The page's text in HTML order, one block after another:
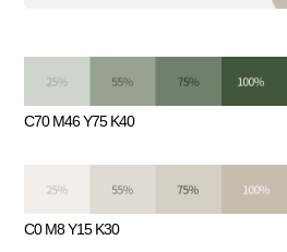
C70 M46 Y75 K40
C0 M8 Y15 K30